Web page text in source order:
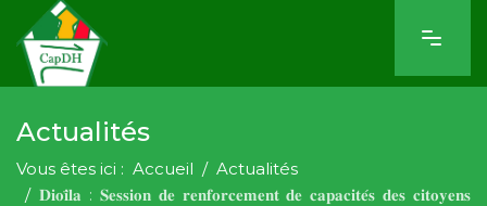
Actualités
Vous êtes ici : Accueil
Actualités
𝐃𝐢𝐨𝐢̈𝐥𝐚 : 𝐒𝐞𝐬𝐬𝐢𝐨𝐧 𝐝𝐞 𝐫𝐞𝐧𝐟𝐨𝐫𝐜𝐞𝐦𝐞𝐧𝐭 𝐝𝐞 𝐜𝐚𝐩𝐚𝐜𝐢𝐭𝐞́𝐬 𝐝𝐞𝐬 𝐜𝐢𝐭𝐨𝐲𝐞𝐧𝐬